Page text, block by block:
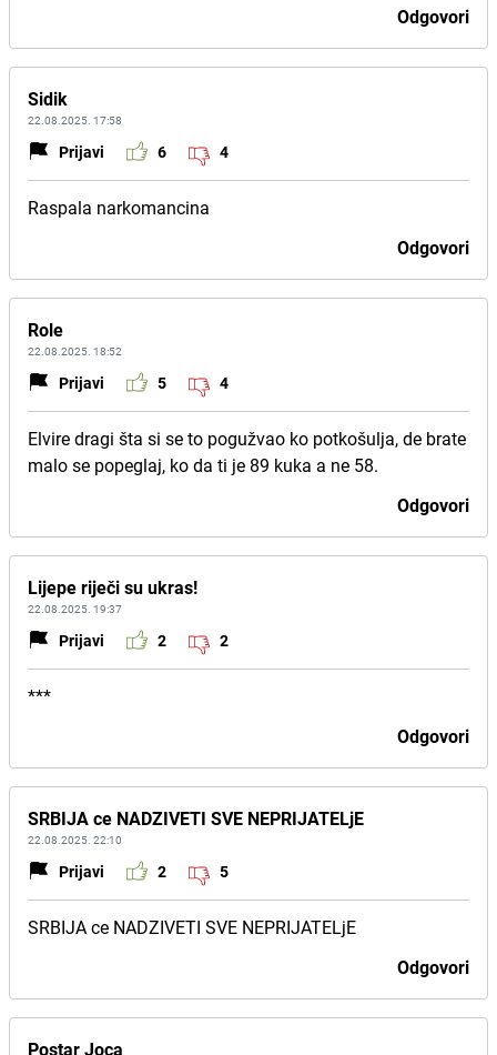
Odgovori
Sidik
22.08.2025. 17:58
Prijavi 6 4
Raspala narkomancina
Odgovori
Role
22.08.2025. 18:52
Prijavi 5 4
Elvire dragi šta si se to pogužvao ko potkošulja, de brate
malo se popeglaj, ko da ti je 89 kuka a ne 58.
Odgovori
Lijepe riječi su ukras!
22.08.2025. 19:37
Prijavi 2 2
***
Odgovori
SRBIJA ce NADZIVETI SVE NEPRIJATELjE
22.08.2025. 22:10
Prijavi 2 5
SRBIJA ce NADZIVETI SVE NEPRIJATELjE
Odgovori
Postar Joca